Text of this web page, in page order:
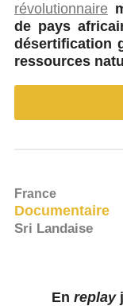
révolutionnaire
de pays
désertification
ressources
France
Documentaire
Sri Landaise
En replay